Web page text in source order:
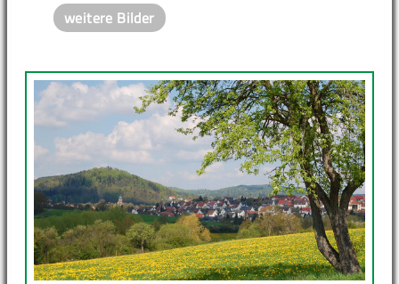
weitere Bilder